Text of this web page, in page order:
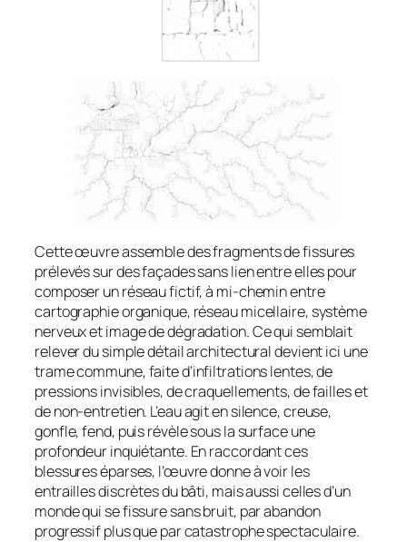
Cette œuvre assemble des fragments de fissures
prélevés sur des façades sans lien entre elles pour
composer un réseau fictif, à mi-chemin entre
cartographie organique, réseau micellaire, système
nerveux et image de dégradation. Ce qui semblait
relever du simple détail architectural devient ici une
trame commune, faite d’infiltrations lentes, de
pressions invisibles, de craquellements, de failles et
de non-entretien. L’eau agit en silence, creuse,
gonfle, fend, puis révèle sous la surface une
profondeur inquiétante. En raccordant ces
blessures éparses, l’œuvre donne à voir les
entrailles discrètes du bâti, mais aussi celles d’un
monde qui se fissure sans bruit, par abandon
progressif plus que par catastrophe spectaculaire.